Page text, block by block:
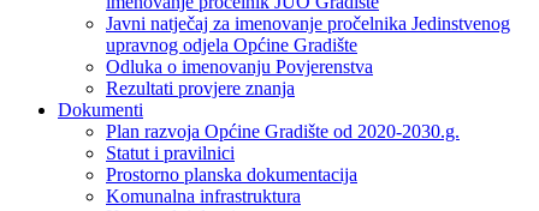
Javni natječaj za imenovanje pročelnika Jedinstvenog
upravnog odjela Općine Gradište
Odluka o imenovanju Povjerenstva
Rezultati provjere znanja
Dokumenti
Plan razvoja Općine Gradište od 2020-2030.g.
Statut i pravilnici
Prostorno planska dokumentacija
Komunalna infrastruktura